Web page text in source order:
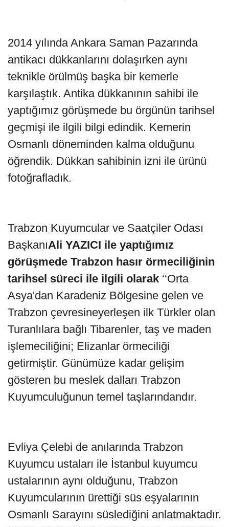
2014 yılında Ankara Saman Pazarında
antikacı dükkanlarını dolaşırken aynı
teknikle örülmüş başka bir kemerle
karşılaştık. Antika dükkanının sahibi ile
yaptığımız görüşmede bu örgünün tarihsel
geçmişi ile ilgili bilgi edindik. Kemerin
Osmanlı döneminden kalma olduğunu
öğrendik. Dükkan sahibinin izni ile ürünü
fotoğrafladık.
Trabzon Kuyumcular ve Saatçiler Odası
BaşkanıAli YAZICI ile yaptığımız
görüşmede Trabzon hasır örmeciliğinin
tarihsel süreci ile ilgili olarak ‘‘Orta
Asya'dan Karadeniz Bölgesine gelen ve
Trabzon çevresineyerleşen ilk Türkler olan
Turanlılara bağlı Tibarenler, taş ve maden
işlemeciliğini; Elizanlar örmeciliği
getirmiştir. Günümüze kadar gelişim
gösteren bu meslek dalları Trabzon
Kuyumculuğunun temel taşlarındandır.
Evliya Çelebi de anılarında Trabzon
Kuyumcu ustaları ile İstanbul kuyumcu
ustalarının aynı olduğunu, Trabzon
Kuyumcularının ürettiği süs eşyalarının
Osmanlı Sarayını süslediğini anlatmaktadır.